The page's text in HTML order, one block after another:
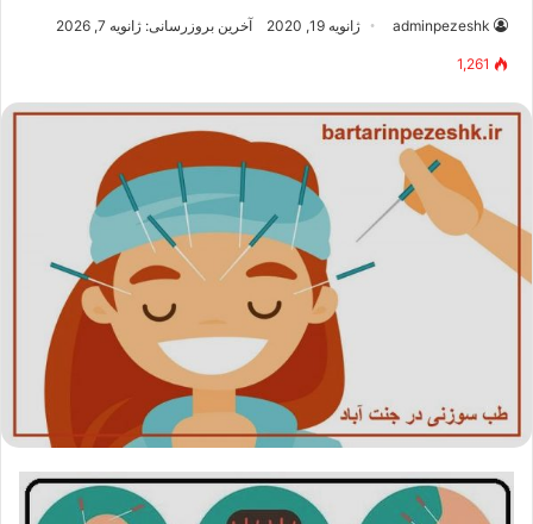
adminpezeshk ژانویه 19, 2020 آخرین بروزرسانی: ژانویه 7, 2026
1,261